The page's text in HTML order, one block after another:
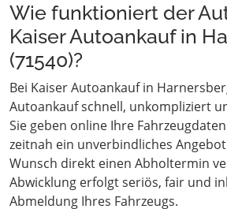
Wie funktioniert der
Kaiser Autoankauf in
(71540)?
Bei Kaiser Autoankauf in
Autoankauf schnell, unkompliziert
Sie geben online Ihre
zeitnah ein unverbindliches
Wunsch direkt einen Abholtermin
Abwicklung erfolgt seriös, fair und
Abmeldung Ihres Fahrzeugs.